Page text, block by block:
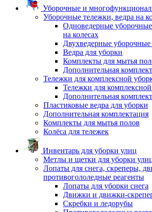
Уборочные и
Уборочные тележки, ведра на
Одноведерные
на колесах
Двухведерные уборочные
Ведра для уборки
Комплекты для мытья
Дополнительная
Тележки для комплексной
Тележки для
Дополнительная
Пластиковые ведра для уборки
Дополнительная комплектация
Комплекты для мытья полов
Колёса для тележек
Инвентарь для уборки улиц
Метлы и щетки для уборки
Лопаты для снега, скреперы,
противогололедные реагенты
Лопаты для уборки снега
Движки и движки-
Скребки и ледорубы